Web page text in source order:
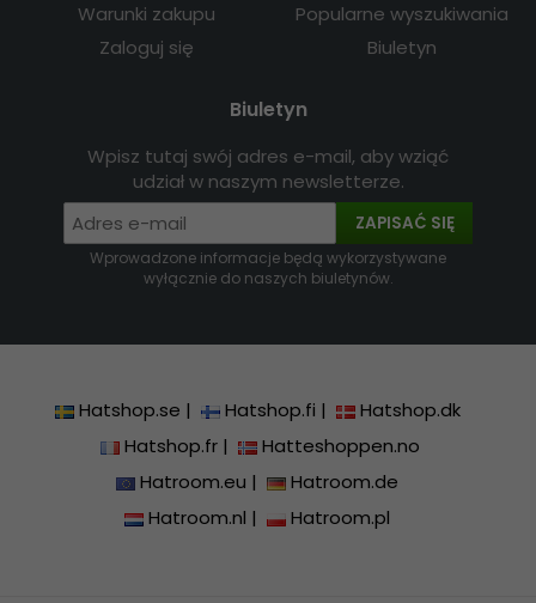
Warunki zakupu
Zaloguj się
Popularne wyszukiwania
Biuletyn
Biuletyn
Wpisz tutaj swój adres e-mail, aby wziąć
udział w naszym newsletterze.
ZAPISAĆ SIĘ
Wprowadzone informacje będą wykorzystywane
wyłącznie do naszych biuletynów.
Hatshop.se | Hatshop.fi |
Hatshop.dk
Hatshop.fr|
Hatteshoppen.no
Hatroom.eu |
Hatroom.de
Hatroom.nl | Hatroom.pl